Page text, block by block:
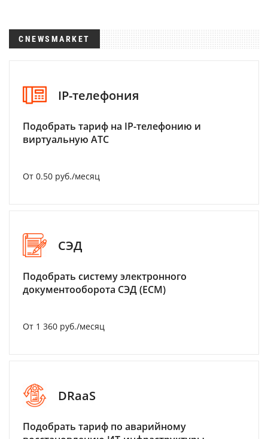
CNEWSMARKET
IP-телефония
Подобрать тариф на IP-телефонию и
виртуальную АТС
От 0.50 руб./месяц
СЭД
Подобрать систему электронного
документооборота СЭД (ECM)
От 1 360 руб./месяц
DRaaS
Подобрать тариф по аварийному